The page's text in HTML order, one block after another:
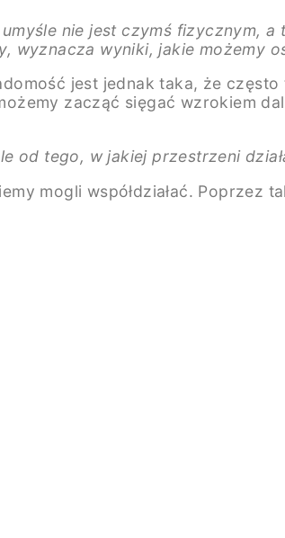
nie jest czymś fizycznym,
wyznacza wyniki, jakie możemy
jest jednak taka, że
zacząć sięgać wzrokiem
od tego, w jakiej przestrzeni
mogli współdziałać. Poprzez